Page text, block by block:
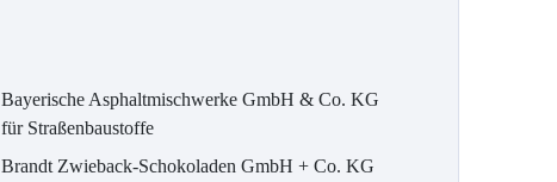
Bayerische Asphaltmischwerke GmbH & Co. KG
für Straßenbaustoffe
Brandt Zwieback-Schokoladen GmbH + Co. KG